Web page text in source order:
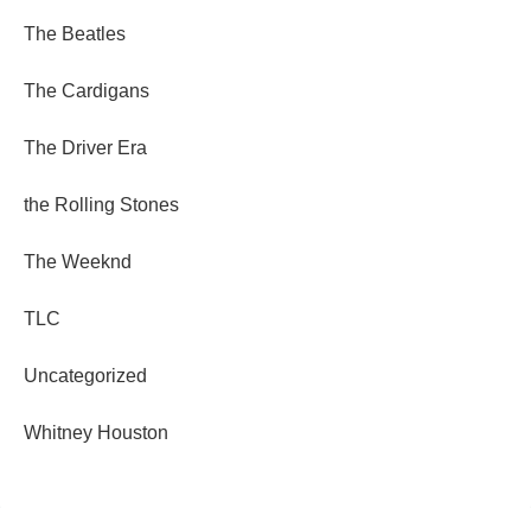
The Beatles
The Cardigans
The Driver Era
the Rolling Stones
The Weeknd
TLC
Uncategorized
Whitney Houston